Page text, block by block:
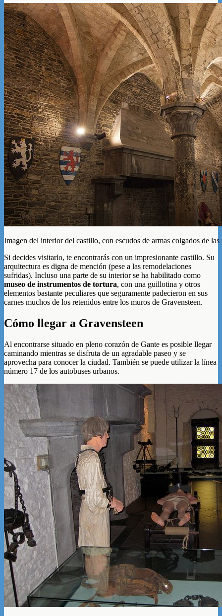
Imagen del interior del castillo, con escudos de armas colgados de las
Si decides visitarlo, te encontrarás con un impresionante castillo. Su
arquitectura es digna de mención (pese a las remodelaciones
sufridas). Incluso una parte de su interior se ha habilitado como
museo de instrumentos de tortura, con una guillotina y otros
elementos bastante peculiares que seguramente padecieron en sus
carnes muchos de los retenidos entre los muros de Gravensteen.
Cómo llegar a Gravensteen
Al encontrarse situado en pleno corazón de Gante es posible llegar
caminando mientras se disfruta de un agradable paseo y se
aprovecha para conocer la ciudad. También se puede utilizar la línea
número 17 de los autobuses urbanos.